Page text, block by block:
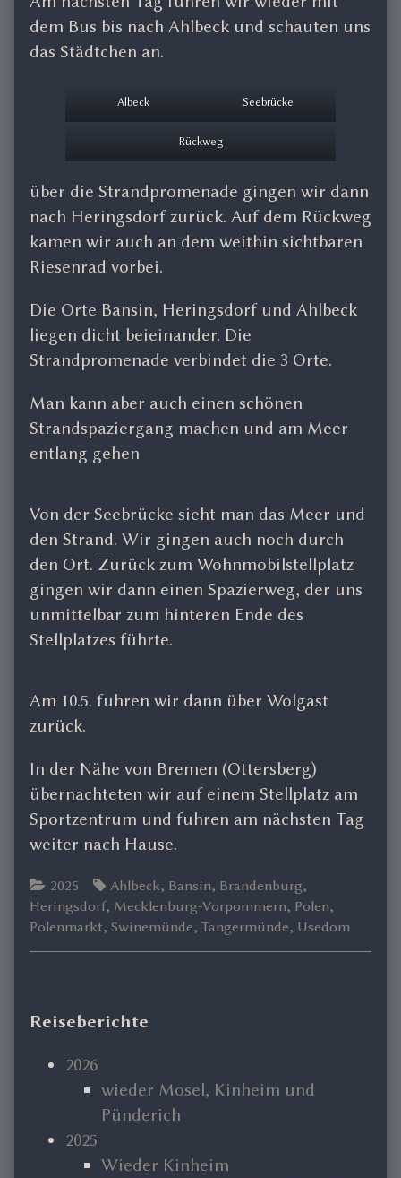
dem Bus bis nach Ahlbeck und schauten uns
das Städtchen an.
Albeck Seebrücke
Rückweg
über die Strandpromenade gingen wir dann
nach Heringsdorf zurück. Auf dem Rückweg
kamen wir auch an dem weithin sichtbaren
Riesenrad vorbei.
Die Orte Bansin, Heringsdorf und Ahlbeck
liegen dicht beieinander. Die
Strandpromenade verbindet die 3 Orte.
Man kann aber auch einen schönen
Strandspaziergang machen und am Meer
entlang gehen
Von der Seebrücke sieht man das Meer und
den Strand. Wir gingen auch noch durch
den Ort. Zurück zum Wohnmobilstellplatz
gingen wir dann einen Spazierweg, der uns
unmittelbar zum hinteren Ende des
Stellplatzes führte.
Am 10.5. fuhren wir dann über Wolgast
zurück.
In der Nähe von Bremen (Ottersberg)
übernachteten wir auf einem Stellplatz am
Sportzentrum und fuhren am nächsten Tag
weiter nach Hause.
Categories
2025 Tags
Ahlbeck, Bansin, Brandenburg,
Heringsdorf, Mecklenburg-Vorpommern, Polen,
Polenmarkt, Swinemünde, Tangermünde, Usedom
Primary
Sidebar
Reiseberichte
2026
wieder Mosel, Kinheim und
Pünderich
2025
Wieder Kinheim